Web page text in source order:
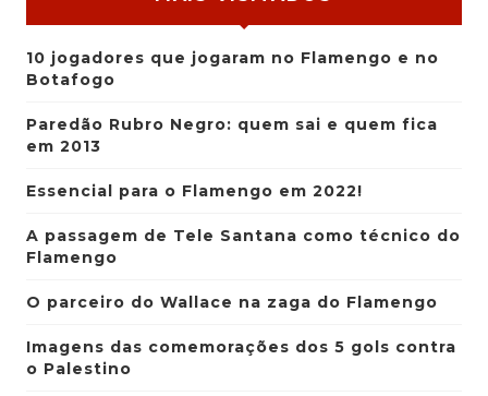
10 jogadores que jogaram no Flamengo e no
Botafogo
Paredão Rubro Negro: quem sai e quem fica
em 2013
Essencial para o Flamengo em 2022!
A passagem de Tele Santana como técnico do
Flamengo
O parceiro do Wallace na zaga do Flamengo
Imagens das comemorações dos 5 gols contra
o Palestino